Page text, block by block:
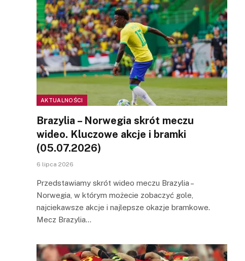
AKTUALNOŚCI
Brazylia – Norwegia skrót meczu
wideo. Kluczowe akcje i bramki
(05.07.2026)
6 lipca 2026
Przedstawiamy skrót wideo meczu Brazylia –
Norwegia, w którym możecie zobaczyć gole,
najciekawsze akcje i najlepsze okazje bramkowe.
Mecz Brazylia…